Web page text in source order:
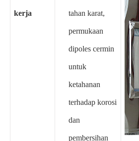
kerja tahan karat,
permukaan
dipoles cermin
untuk
ketahanan
terhadap korosi
dan
pembersihan